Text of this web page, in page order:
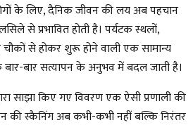
के लिए, दैनिक जीवन की लय अब पहचान
से प्रभावित होती है। पर्यटक स्थलों,
से होकर शुरू होने वाली एक सामान्य
बार-बार सत्यापन के अनुभव में बदल जाती है।
साझा किए गए विवरण एक ऐसी प्रणाली की
की स्कैनिंग अब कभी-कभी नहीं बल्कि निरंतर